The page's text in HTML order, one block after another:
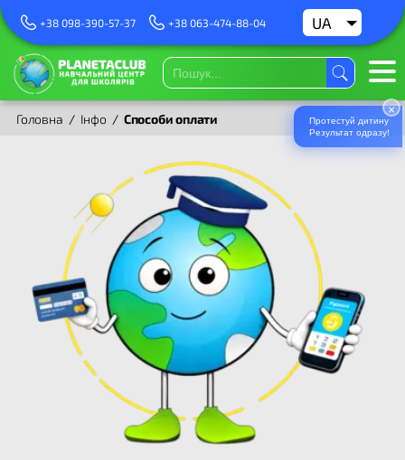
+38 098-390-57-37 +38 063-474-88-04 UA
RU
Головна / Інфо / Способи оплати
×
Протестуй дитину
Результат одразу!